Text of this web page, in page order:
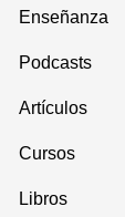
Enseñanza
Podcasts
Artículos
Cursos
Libros